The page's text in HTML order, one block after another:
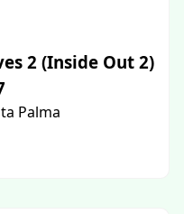
2 (Inside Out 2)
Palma